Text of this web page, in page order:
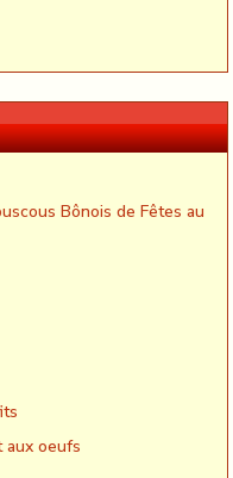
Bônois de Fêtes au
aux oeufs